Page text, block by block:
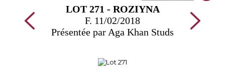
LOT 271 - ROZIYNA
F. 11/02/2018
Présentée par Aga Khan Studs